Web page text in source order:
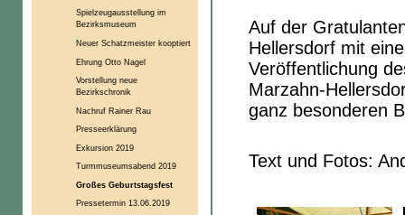
Auf der
Hellersdorf mit
Veröffentlichung
Marzahn-
ganz besonderen
Text und Fotos:
Spielzeugausstellung im
Bezirksmuseum
Neuer Schatzmeister kooptiert
Ehrung Otto Nagel
Vorstellung neue
Bezirkschronik
Nachruf Rainer Rau
Presseerklärung
Exkursion 2019
Turmmuseumsabend 2019
Großes Geburtstagsfest
Pressetermin 13.06.2019